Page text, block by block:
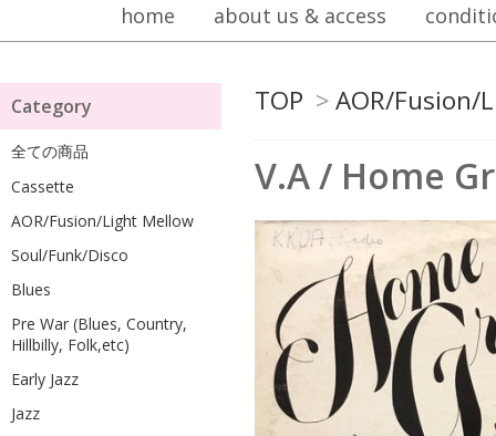
home about us & access
TOP >AOR/Fusion/
V.A / Home
Category
全ての商品
Cassette
AOR/Fusion/Light Mellow
Soul/Funk/Disco
Blues
Pre War (Blues, Country,
Hillbilly, Folk,etc)
Early Jazz
Jazz